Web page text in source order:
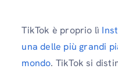
TikTok è proprio lì
una delle più grandi
mondo. TikTok si